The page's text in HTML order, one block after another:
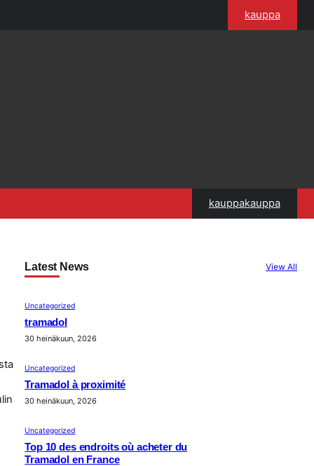
kauppa
kauppakauppa
Latest News View All
Uncategorized
tramadol
30 heinäkuun, 2026
Uncategorized
Tramadol à proximité
30 heinäkuun, 2026
Uncategorized
Top 10 des endroits où acheter du
Tramadol en France